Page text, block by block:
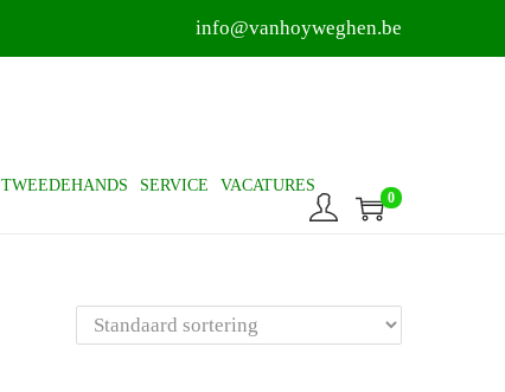
info@vanhoyweghen.be
TWEEDEHANDS SERVICE
VACATURES
0